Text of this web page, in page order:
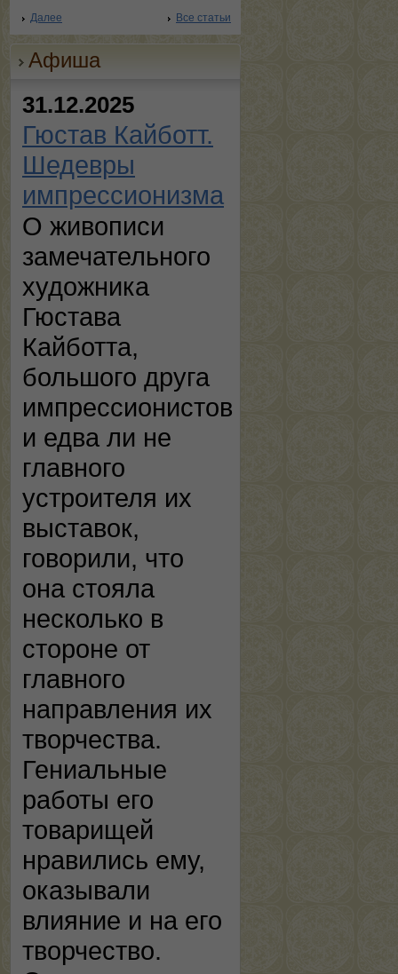
Далее Все статьи
Афиша
31.12.2025
Гюстав Кайботт.
Шедевры
импрессионизма
О живописи
замечательного
художника
Гюстава
Кайботта,
большого друга
импрессионистов
и едва ли не
главного
устроителя их
выставок,
говорили, что
она стояла
несколько в
стороне от
главного
направления их
творчества.
Гениальные
работы его
товарищей
нравились ему,
оказывали
влияние и на его
творчество.